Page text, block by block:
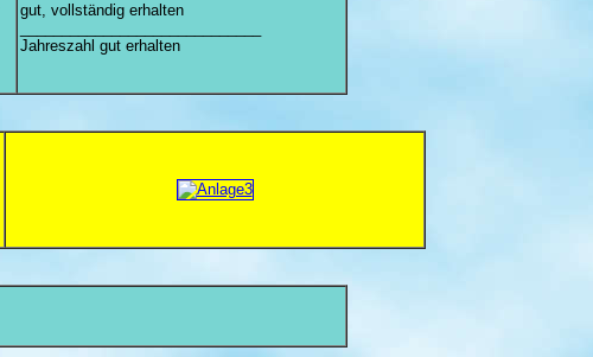
gut, vollständig erhalten
Jahreszahl gut erhalten